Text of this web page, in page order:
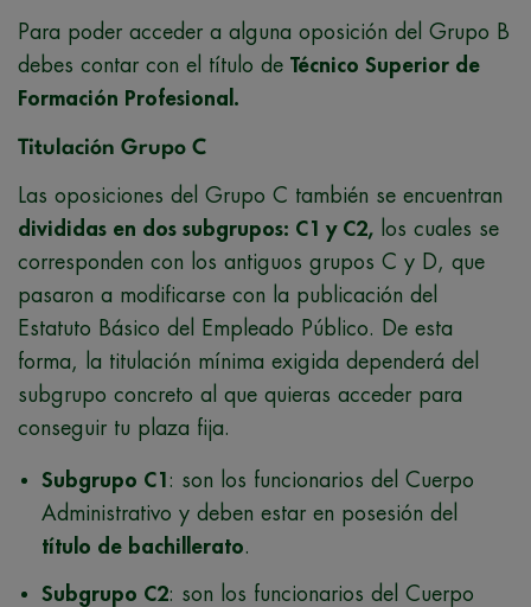
Para poder acceder a alguna oposición del Grupo B
debes contar con el título de Técnico Superior de
Formación Profesional.
Titulación Grupo C
Las oposiciones del Grupo C también se encuentran
divididas en dos subgrupos: C1 y C2, los cuales se
corresponden con los antiguos grupos C y D, que
pasaron a modificarse con la publicación del
Estatuto Básico del Empleado Público. De esta
forma, la titulación mínima exigida dependerá del
subgrupo concreto al que quieras acceder para
conseguir tu plaza fija.
Subgrupo C1 : son los funcionarios del Cuerpo
Administrativo y deben estar en posesión del
título de bachillerato.
Subgrupo C2: son los funcionarios del Cuerpo